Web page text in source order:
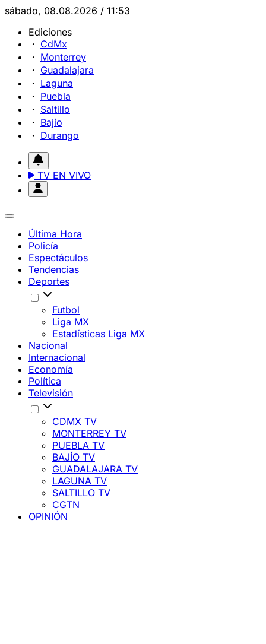
sábado, 08.08.2026 / 11:53
Ediciones
CdMx
Monterrey
Guadalajara
Laguna
Puebla
Saltillo
Bajío
Durango
TV EN VIVO
Última Hora
Policía
Espectáculos
Tendencias
Deportes
Futbol
Liga MX
Estadísticas Liga MX
Nacional
Internacional
Economía
Política
Televisión
CDMX TV
MONTERREY TV
PUEBLA TV
BAJÍO TV
GUADALAJARA TV
LAGUNA TV
SALTILLO TV
CGTN
OPINIÓN